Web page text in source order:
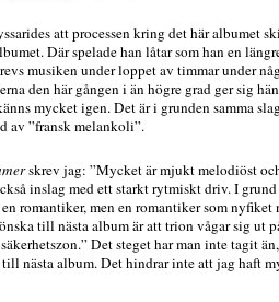
att processen kring det här albumet
Där spelade han låtar som han en
musiken under loppet av timmar under
den här gången i än högre grad ger sig
mycket igen. Det är i grunden samma
av ”fransk melankoli”.
skrev jag: ”Mycket är mjukt melodiöst
inslag med ett starkt rytmiskt driv. I
romantiker, men en romantiker som nyfiket
till nästa album är att trion vågar sig ut
Det steget har man inte tagit
nästa album. Det hindrar inte att jag haft